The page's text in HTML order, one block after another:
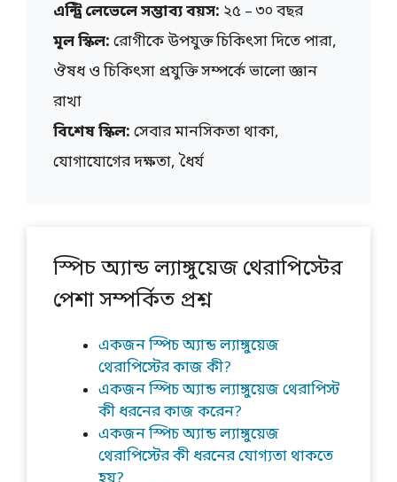
এন্ট্রি লেভেলে সম্ভাব্য বয়স: ২৫ – ৩০ বছর
মূল স্কিল: রোগীকে উপযুক্ত চিকিৎসা দিতে পারা,
ঔষধ ও চিকিৎসা প্রযুক্তি সম্পর্কে ভালো জ্ঞান
রাখা
বিশেষ স্কিল: সেবার মানসিকতা থাকা,
যোগাযোগের দক্ষতা, ধৈর্য
স্পিচ অ্যান্ড ল্যাঙ্গুয়েজ থেরাপিস্টের
পেশা সম্পর্কিত প্রশ্ন
একজন স্পিচ অ্যান্ড ল্যাঙ্গুয়েজ
থেরাপিস্টের কাজ কী?
একজন স্পিচ অ্যান্ড ল্যাঙ্গুয়েজ থেরাপিস্ট
কী ধরনের কাজ করেন?
একজন স্পিচ অ্যান্ড ল্যাঙ্গুয়েজ
থেরাপিস্টের কী ধরনের যোগ্যতা থাকতে